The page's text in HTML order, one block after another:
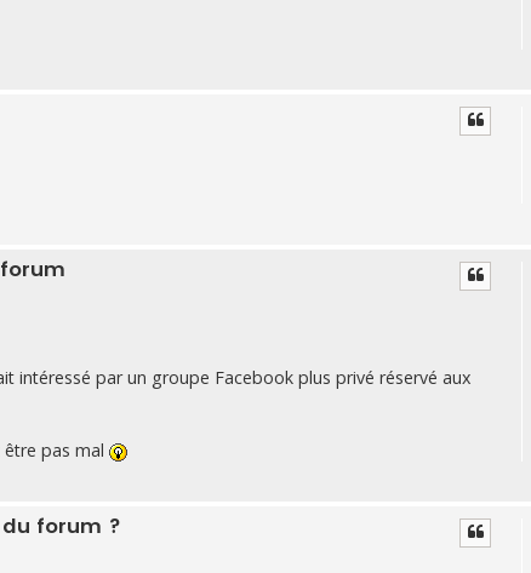
intéressé par un groupe Facebook plus privé réservé aux
pas mal
du forum ?